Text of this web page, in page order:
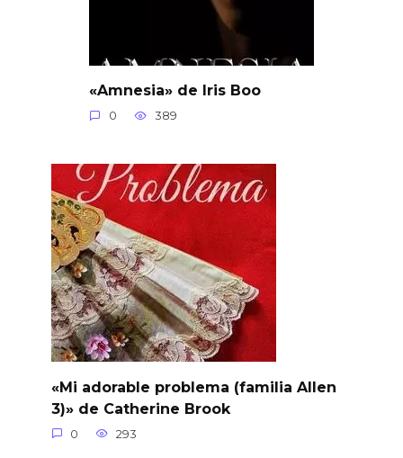
«Amnesia» de Iris Boo
0 389
«Mi adorable problema (familia Allen
3)» de Catherine Brook
0 293